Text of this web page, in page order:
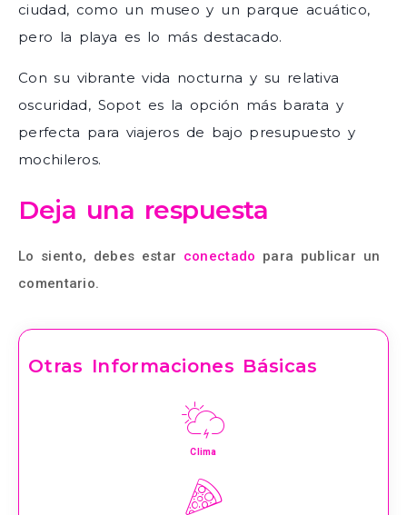
ciudad, como un museo y un parque acuático,
pero la playa es lo más destacado.
Con su vibrante vida nocturna y su relativa
oscuridad, Sopot es la opción más barata y
perfecta para viajeros de bajo presupuesto y
mochileros.
Deja una respuesta
Lo siento, debes estar conectado para publicar un
comentario.
Otras Informaciones Básicas
Clima